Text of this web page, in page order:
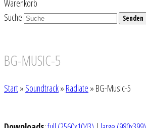
Warenkorb
Suche
Senden
BG-MUSIC-5
Start» Soundtrack» Radiate » BG-Music-5